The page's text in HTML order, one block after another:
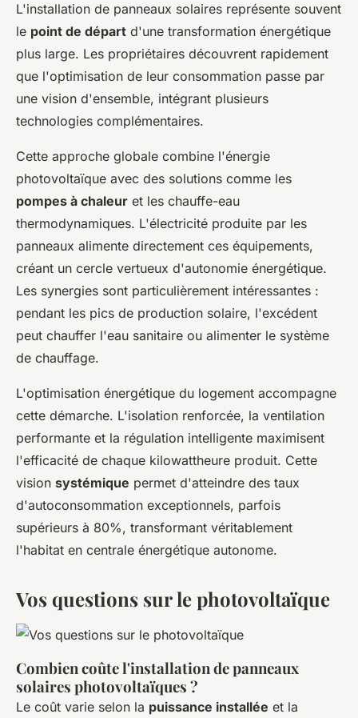
L'installation de panneaux solaires représente souvent
le point de départ d'une transformation énergétique
plus large. Les propriétaires découvrent rapidement
que l'optimisation de leur consommation passe par
une vision d'ensemble, intégrant plusieurs
technologies complémentaires.
Cette approche globale combine l'énergie
photovoltaïque avec des solutions comme les
pompes à chaleur et les chauffe-eau
thermodynamiques. L'électricité produite par les
panneaux alimente directement ces équipements,
créant un cercle vertueux d'autonomie énergétique.
Les synergies sont particulièrement intéressantes :
pendant les pics de production solaire, l'excédent
peut chauffer l'eau sanitaire ou alimenter le système
de chauffage.
L'optimisation énergétique du logement accompagne
cette démarche. L'isolation renforcée, la ventilation
performante et la régulation intelligente maximisent
l'efficacité de chaque kilowattheure produit. Cette
vision systémique permet d'atteindre des taux
d'autoconsommation exceptionnels, parfois
supérieurs à 80%, transformant véritablement
l'habitat en centrale énergétique autonome.
Vos questions sur le photovoltaïque
Combien coûte l'installation de panneaux
solaires photovoltaïques ?
Le coût varie selon la puissance installée et la